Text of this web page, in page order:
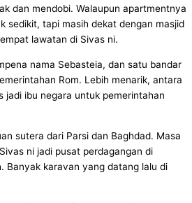
dan mendobi. Walaupun apartmentnya
sedikit, tapi masih dekat dengan masjid
lawatan di Sivas ni.
nama Sebasteia, dan satu bandar
Rom. Lebih menarik, antara
jadi ibu negara untuk pemerintahan
sutera dari Parsi dan Baghdad. Masa
ni jadi pusat perdagangan di
Banyak karavan yang datang lalu di